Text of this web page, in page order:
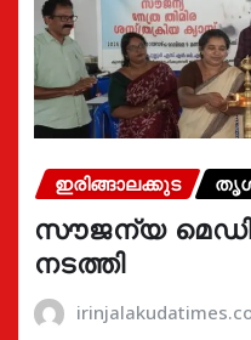
ഇരിങ്ങാലക്കുട
സൗജന്യ
നടത്തി